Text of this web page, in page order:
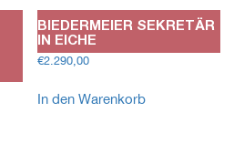
BIEDERMEIER SEKRETÄR
IN EICHE
€2.290,00
In den Warenkorb